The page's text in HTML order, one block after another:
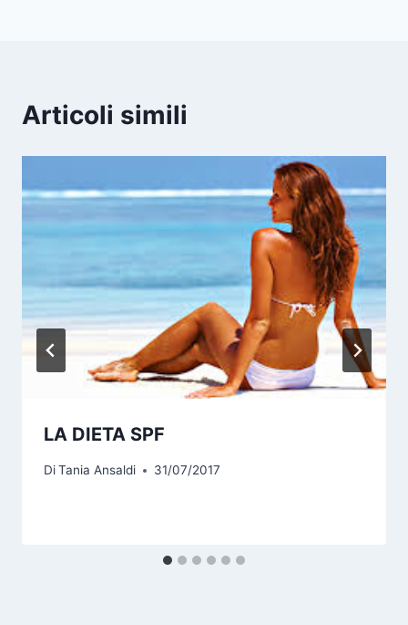
Articoli simili
LA DIETA SPF
DiTania Ansaldi 31/07/2017